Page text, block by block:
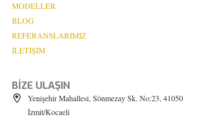
MODELLER
BLOG
REFERANSLARIMIZ
İLETİŞİM
BİZE ULAŞIN
Yenişehir Mahallesi, Sönmezay Sk. No:23, 41050
İzmit/Kocaeli